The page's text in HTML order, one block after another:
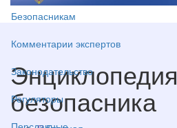
Безопасникам
Комментарии экспертов
Законодательство
Регуляторы
Энциклопедия
безопасника